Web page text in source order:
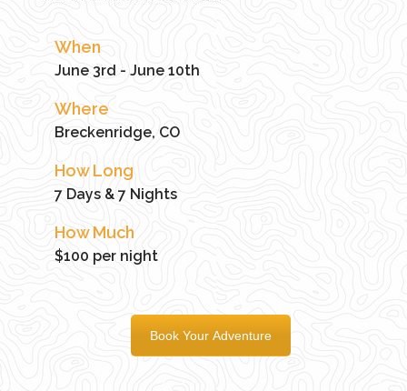
When
June 3rd - June 10th
Where
Breckenridge, CO
How Long
7 Days & 7 Nights
How Much
$100 per night
Book Your Adventure